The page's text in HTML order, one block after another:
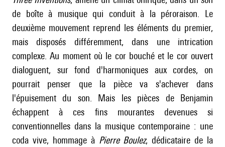
de boîte à musique qui conduit à la péroraison. Le
deuxième mouvement reprend les éléments du premier,
mais disposés différemment, dans une intrication
complexe. Au moment où le cor bouché et le cor ouvert
dialoguent, sur fond d'harmoniques aux cordes, on
pourrait penser que la pièce va s'achever dans
l'épuisement du son. Mais les pièces de Benjamin
échappent à ces fins mourantes devenues si
conventionnelles dans la musique contemporaine : une
coda vive, hommage à Pierre Boulez, dédicataire de la